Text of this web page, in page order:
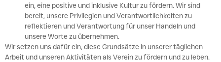
ein, eine positive und inklusive Kultur zu fördern. Wir sind
bereit, unsere Privilegien und Verantwortlichkeiten zu
reflektieren und Verantwortung für unser Handeln und
unsere Worte zu übernehmen.
Wir setzen uns dafür ein, diese Grundsätze in unserer täglichen
Arbeit und unseren Aktivitäten als Verein zu fördern und zu leben.